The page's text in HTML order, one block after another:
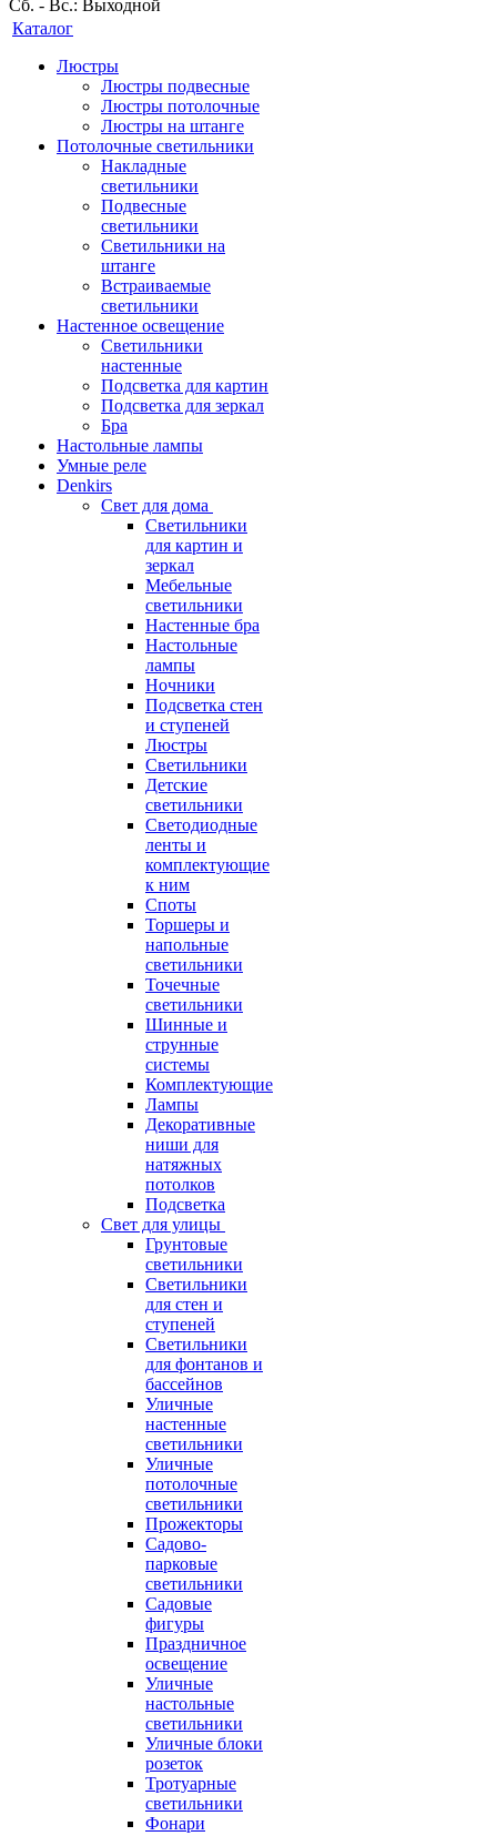
Сб. - Вс.: Выходной
Каталог
Люстры
Люстры подвесные
Люстры потолочные
Люстры на штанге
Потолочные светильники
Накладные
светильники
Подвесные
светильники
Светильники на
штанге
Встраиваемые
светильники
Настенное освещение
Светильники
настенные
Подсветка для картин
Подсветка для зеркал
Бра
Настольные лампы
Умные реле
Denkirs
Свет для дома
Светильники
для картин и
зеркал
Мебельные
светильники
Настенные бра
Настольные
лампы
Ночники
Подсветка стен
и ступеней
Люстры
Светильники
Детские
светильники
Светодиодные
ленты и
комплектующие
к ним
Споты
Торшеры и
напольные
светильники
Точечные
светильники
Шинные и
струнные
системы
Комплектующие
Лампы
Декоративные
ниши для
натяжных
потолков
Подсветка
Свет для улицы
Грунтовые
светильники
Светильники
для стен и
ступеней
Светильники
для фонтанов и
бассейнов
Уличные
настенные
светильники
Уличные
потолочные
светильники
Прожекторы
Садово-
парковые
светильники
Садовые
фигуры
Праздничное
освещение
Уличные
настольные
светильники
Уличные блоки
розеток
Тротуарные
светильники
Фонари